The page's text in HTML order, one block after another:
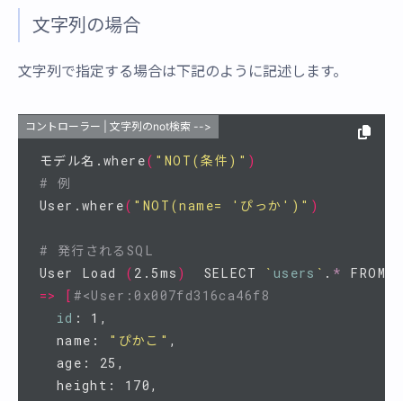
文字列の場合
文字列で指定する場合は下記のように記述します。
コントローラー | 文字列のnot検索 -->
モデル名.where( "NOT(条件)" )
# 例
User.where( "NOT(name= 'ぴっか')" )
# 発行されるSQL
User Load
( 2.5ms )
  SELECT
` users ` . * FROM
=>
[ #<User:0x007fd316ca46f8
id : 1,
  name:
"ぴかこ" ,
  age: 25,
  height: 170,